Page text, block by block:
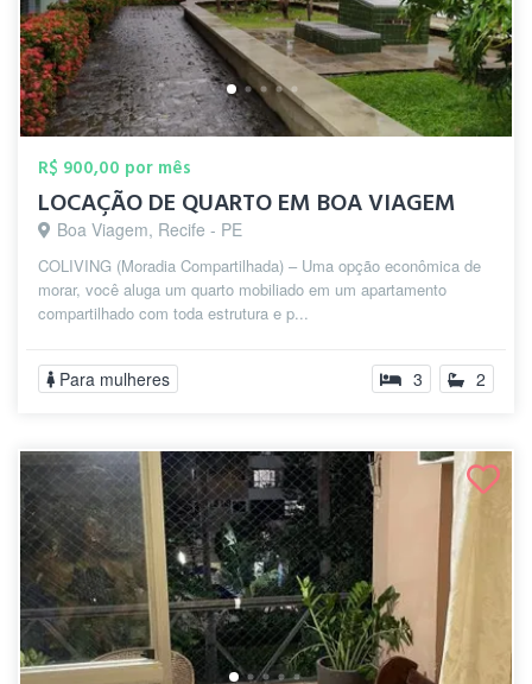
R$ 900,00 por mês
LOCAÇÃO DE QUARTO EM BOA VIAGEM
Boa Viagem, Recife - PE
COLIVING (Moradia Compartilhada) – Uma opção econômica de
morar, você aluga um quarto mobiliado em um apartamento
compartilhado com toda estrutura e p...
Para mulheres 3 2